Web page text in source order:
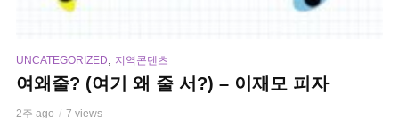
UNCATEGORIZED 지역콘텐츠
여왜줄? (여기 왜 줄 서?) – 이재모 피자
2주 ago 7 views